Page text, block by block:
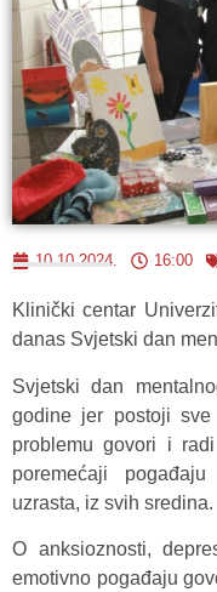
10.10.2024. 16:00
Klinički centar
danas Svjetski dan
Svjetski dan
godine jer postoji
problemu govori i
poremećaji
uzrasta, iz svih sredina.
O anksioznosti,
emotivno pogađaju